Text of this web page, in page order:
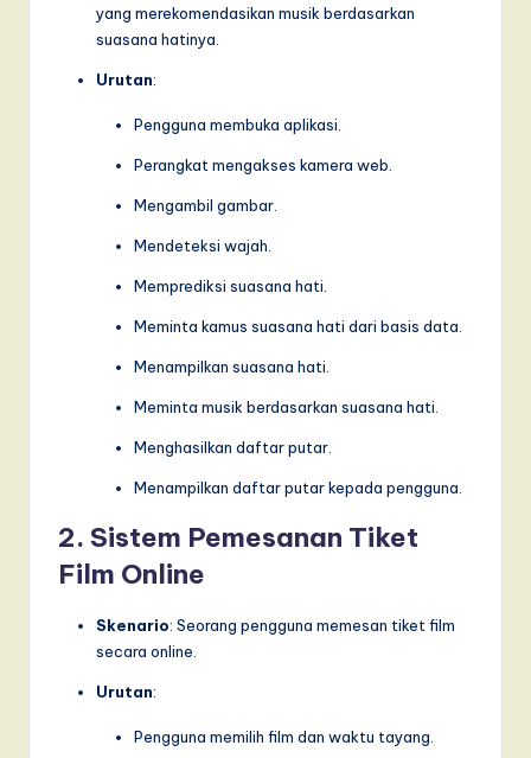
yang merekomendasikan musik berdasarkan
suasana hatinya.
Urutan:
Pengguna membuka aplikasi.
Perangkat mengakses kamera web.
Mengambil gambar.
Mendeteksi wajah.
Memprediksi suasana hati.
Meminta kamus suasana hati dari basis data.
Menampilkan suasana hati.
Meminta musik berdasarkan suasana hati.
Menghasilkan daftar putar.
Menampilkan daftar putar kepada pengguna.
2. Sistem Pemesanan Tiket
Film Online
Skenario: Seorang pengguna memesan tiket film
secara online.
Urutan:
Pengguna memilih film dan waktu tayang.